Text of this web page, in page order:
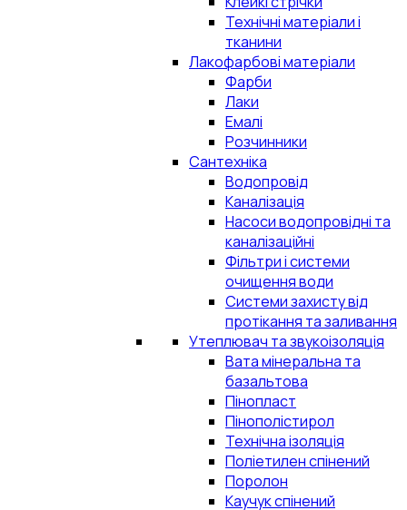
Технічні матеріали і
тканини
Лакофарбові матеріали
Фарби
Лаки
Емалі
Розчинники
Сантехніка
Водопровід
Каналізація
Насоси водопровідні та
каналізаційні
Фільтри і системи
очищення води
Системи захисту від
протікання та заливання
Утеплювач та звукоізоляція
Вата мінеральна та
базальтова
Пінопласт
Пінополістирол
Технічна ізоляція
Поліетилен спінений
Поролон
Каучук спінений